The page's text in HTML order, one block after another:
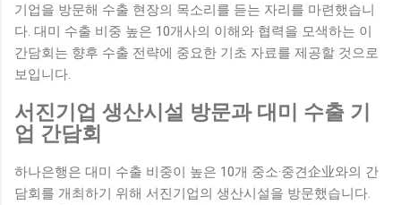
기업을 방문해 수출 현장의 목소리를 듣는 자리를 마련했습니
다. 대미 수출 비중 높은 10개사의 이해와 협력을 모색하는 이
간담회는 향후 수출 전략에 중요한 기초 자료를 제공할 것으로
보입니다.
서진기업 생산시설 방문과 대미 수출 기
업 간담회
하나은행은 대미 수출 비중이 높은 10개 중소·중견企业와의 간
담회를 개최하기 위해 서진기업의 생산시설을 방문했습니다.